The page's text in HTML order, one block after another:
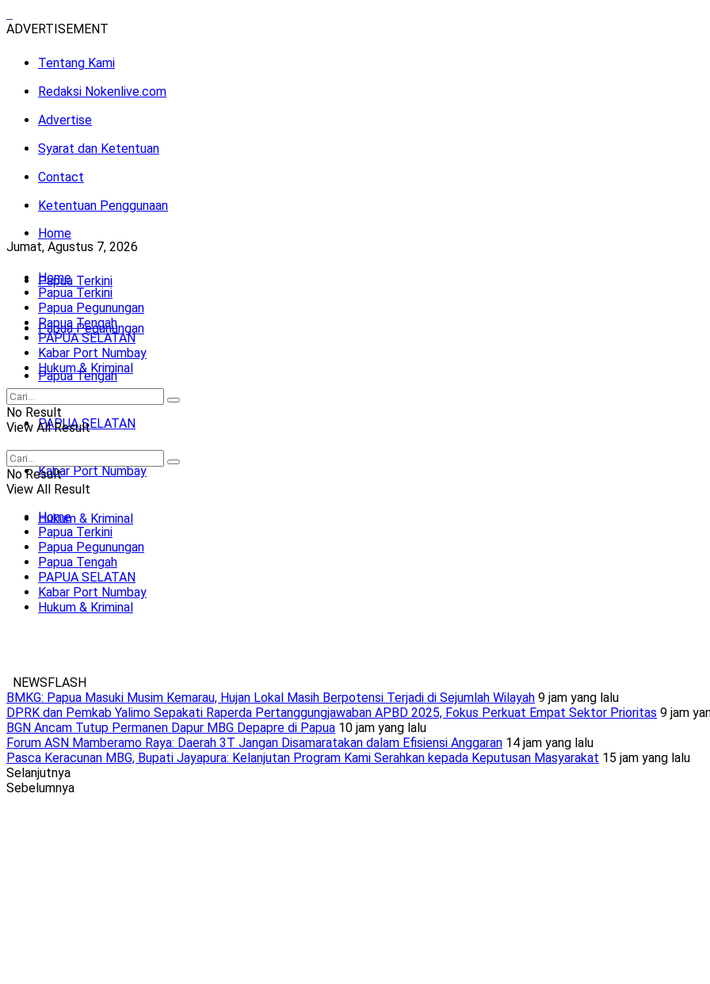
ADVERTISEMENT
Tentang Kami
Redaksi Nokenlive.com
Advertise
Syarat dan Ketentuan
Contact
Ketentuan Penggunaan
Jumat, Agustus 7, 2026
Nokenlive - Berita Papua Terkini
Home
Papua Terkini
Papua Pegunungan
Papua Tengah
PAPUA SELATAN
Kabar Port Numbay
Hukum & Kriminal
Home
Papua Terkini
Papua Pegunungan
Papua Tengah
PAPUA SELATAN
Kabar Port Numbay
Hukum & Kriminal
No Result
View All Result
No Result
View All Result
Home
Papua Terkini
Papua Pegunungan
Papua Tengah
PAPUA SELATAN
Kabar Port Numbay
Hukum & Kriminal
NEWSFLASH
BMKG: Papua Masuki Musim Kemarau, Hujan Lokal Masih Berpotensi Terjadi di Sejumlah Wilayah 9 jam yang lalu
DPRK dan Pemkab Yalimo Sepakati Raperda Pertanggungjawaban APBD 2025, Fokus Perkuat Empat Sektor Prioritas 9 jam
BGN Ancam Tutup Permanen Dapur MBG Depapre di Papua 10 jam yang lalu
Forum ASN Mamberamo Raya: Daerah 3T Jangan Disamaratakan dalam Efisiensi Anggaran 14 jam yang lalu
Pasca Keracunan MBG, Bupati Jayapura: Kelanjutan Program Kami Serahkan kepada Keputusan Masyarakat 15 jam yang lalu
Selanjutnya
Sebelumnya